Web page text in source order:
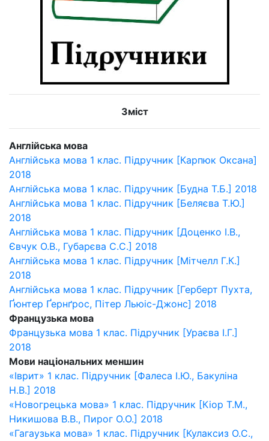
Зміст
Англійська мова
Англійська мова 1 клас. Підручник [Карпюк Оксана]
2018
Англійська мова 1 клас. Підручник [Будна Т.Б.] 2018
Англійська мова 1 клас. Підручник [Беляєва Т.Ю.]
2018
Англійська мова 1 клас. Підручник [Доценко І.В.,
Євчук О.В., Губарєва С.С.] 2018
Англійська мова 1 клас. Підручник [Мітчелл Г.К.]
2018
Англійська мова 1 клас. Підручник [Герберт Пухта,
Ґюнтер Ґернґрос, Пітер Льюіс-Джонс] 2018
Французька мова
Французька мова 1 клас. Підручник [Ураєва І.Г.]
2018
Мови національних меншин
«Іврит» 1 клас. Підручник [Фалеса І.Ю., Бакуліна
Н.В.] 2018
«Новогрецька мова» 1 клас. Підручник [Кіор Т.М.,
Никишова В.В., Пирог О.О.] 2018
«Гагаузька мова» 1 клас. Підручник [Кулаксиз О.С.,